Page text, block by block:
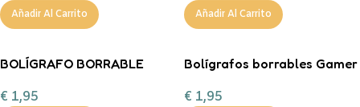
Añadir Al Carrito Añadir Al Carrito
BOLÍGRAFO BORRABLE
€ 1,95
Bolígrafos borrables Gamer
€ 1,95